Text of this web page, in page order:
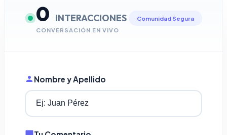
0 INTERACCIONES
CONVERSACIÓN EN VIVO
Comunidad Segura
Nombre y Apellido